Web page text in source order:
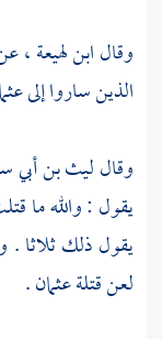
وقالابن لهيعة،
الذين ساروا إلى
وقالليث بن أبي
يقول : والله ما
يقول ذلك ثلاثا
لعن قتلةعثمان.